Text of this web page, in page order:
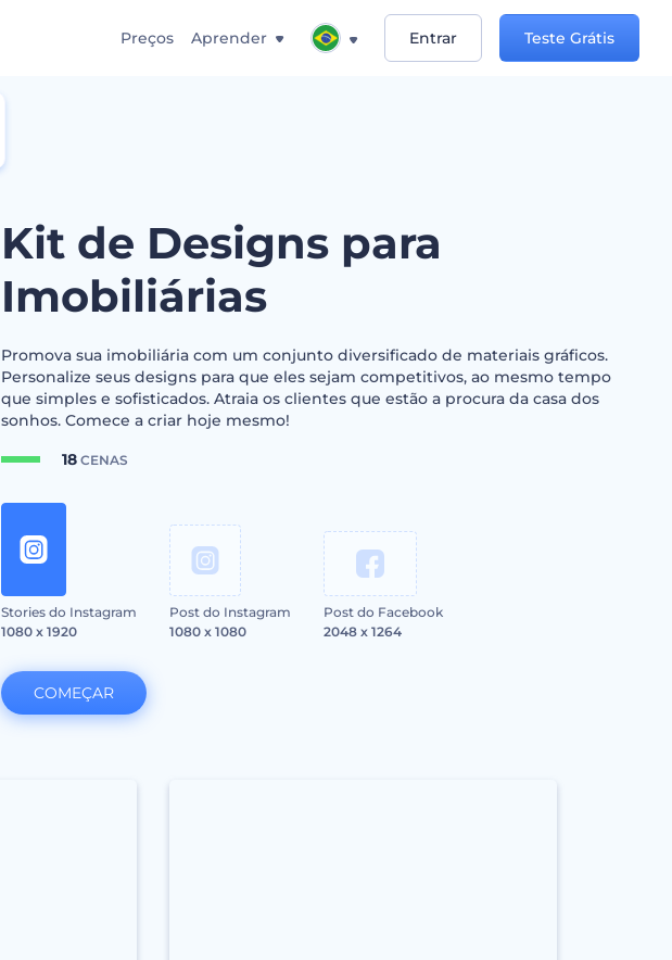
Preços Aprender Entrar Teste Grátis
Kit de Designs para
Imobiliárias
Promova sua imobiliária com um conjunto diversificado de materiais gráficos.
Personalize seus designs para que eles sejam competitivos, ao mesmo tempo
que simples e sofisticados. Atraia os clientes que estão a procura da casa dos
sonhos. Comece a criar hoje mesmo!
18CENAS
Stories do Instagram
1080 x 1920
Post do Instagram
1080 x 1080
Post do Facebook
2048 x 1264
COMEÇAR